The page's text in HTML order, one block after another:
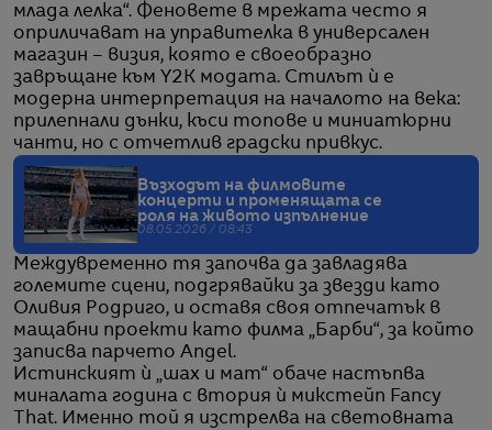
млада лелка“. Феновете в мрежата често я
оприличават на управителка в универсален
магазин – визия, която е своеобразно
завръщане към Y2K модата. Стилът ѝ е
модерна интерпретация на началото на века:
прилепнали дънки, къси топове и миниатюрни
чанти, но с отчетлив градски привкус.
Възходът на филмовите
концерти и променящата се
роля на живото изпълнение
08.05.2026 / 08:43
Междувременно тя започва да завладява
големите сцени, подгрявайки за звезди като
Оливия Родриго, и оставя своя отпечатък в
мащабни проекти като филма „Барби“, за който
записва парчето Angel.
Истинският ѝ „шах и мат“ обаче настъпва
миналата година с втория ѝ микстейп Fancy
That. Именно той я изстрелва на световната